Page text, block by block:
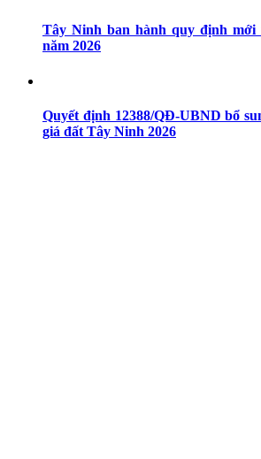
Tây Ninh ban hành quy định mới
năm 2026
Quyết định 12388/QĐ-UBND bổ
giá đất Tây Ninh 2026